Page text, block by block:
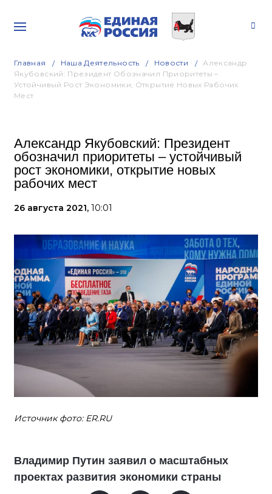
Главная Наша Деятельность Новости
Александр
Якубовский: Президент Обозначил Приоритеты –
Устойчивый Рост Экономики, Открытие Новых Рабочих
Мест
Александр Якубовский: Президент
обозначил приоритеты – устойчивый
рост экономики, открытие новых
рабочих мест
26 августа 2021, 10:01
Источник фото: ER.RU
Владимир Путин заявил о масштабных
проектах развития экономики страны